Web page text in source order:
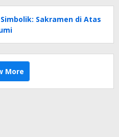
Sakramen di Atas
More